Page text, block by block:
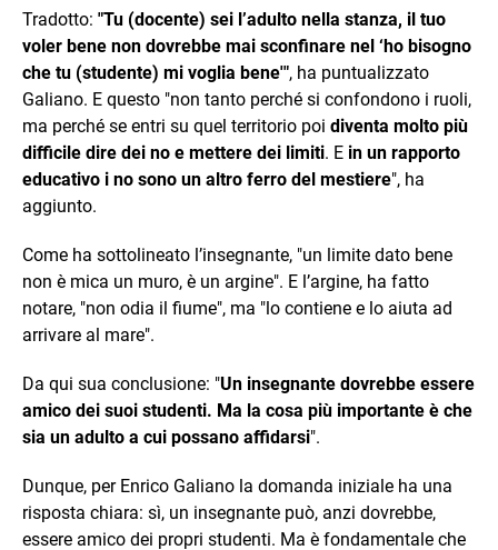
Tradotto: "Tu (docente) sei l’adulto nella stanza, il tuo
voler bene non dovrebbe mai sconfinare nel ‘ho bisogno
che tu (studente) mi voglia bene'", ha puntualizzato
Galiano. E questo "non tanto perché si confondono i ruoli,
ma perché se entri su quel territorio poi diventa molto più
difficile dire dei no e mettere dei limiti. E in un rapporto
educativo i no sono un altro ferro del mestiere", ha
aggiunto.
Come ha sottolineato l’insegnante, "un limite dato bene
non è mica un muro, è un argine". E l’argine, ha fatto
notare, "non odia il fiume", ma "lo contiene e lo aiuta ad
arrivare al mare".
Da qui sua conclusione: "Un insegnante dovrebbe essere
amico dei suoi studenti. Ma la cosa più importante è che
sia un adulto a cui possano affidarsi".
Dunque, per Enrico Galiano la domanda iniziale ha una
risposta chiara: sì, un insegnante può, anzi dovrebbe,
essere amico dei propri studenti. Ma è fondamentale che